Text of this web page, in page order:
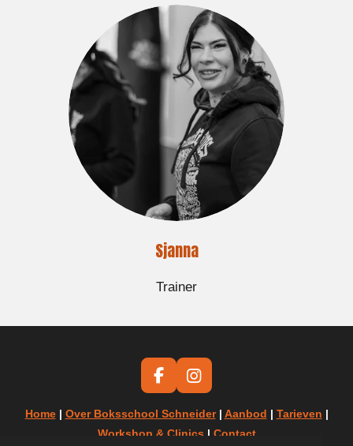
Sjanna
Trainer
F
a
c
e
I
n
s
t
Home| Over Boksschool Schneider| Aanbod | Tarieven |
Workshop & Clinics | Contact